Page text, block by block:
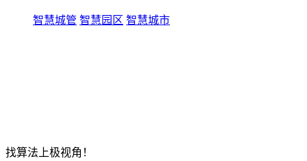
智慧城管 智慧园区 智慧城市
找算法上极视角！